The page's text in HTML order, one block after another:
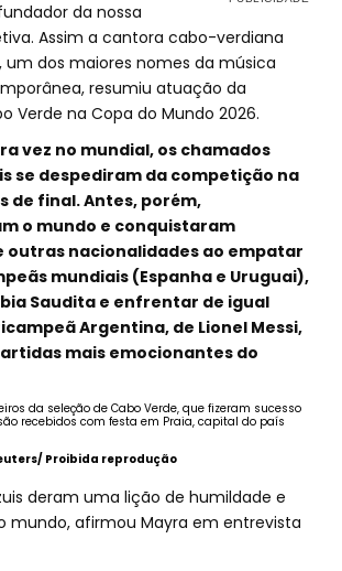
da nossa
Assim a cantora cabo-verdiana
um dos maiores nomes da música
resumiu atuação da
Verde na Copa do Mundo 2026.
vez no mundial, os chamados
se despediram da competição na
de final. Antes, porém,
o mundo e conquistaram
outras nacionalidades ao empatar
mundiais (Espanha e Uruguai),
Saudita e enfrentar de igual
Argentina, de Lionel Messi,
mais emocionantes do
da seleção de Cabo Verde, que fizeram sucesso
recebidos com festa em Praia, capital do país
Proibida reprodução
deram uma lição de humildade e
mundo, afirmou Mayra em entrevista